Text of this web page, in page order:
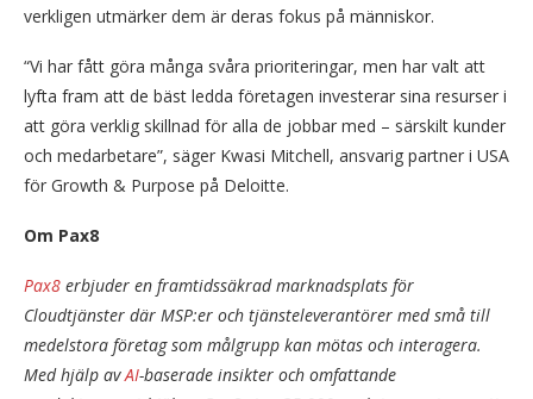
verkligen utmärker dem är deras fokus på människor.
“Vi har fått göra många svåra prioriteringar, men har valt att
lyfta fram att de bäst ledda företagen investerar sina resurser i
att göra verklig skillnad för alla de jobbar med – särskilt kunder
och medarbetare”, säger Kwasi Mitchell, ansvarig partner i USA
för Growth & Purpose på Deloitte.
Om Pax8
Pax8 erbjuder en framtidssäkrad marknadsplats för
Cloudtjänster där MSP:er och tjänsteleverantörer med små till
medelstora företag som målgrupp kan mötas och interagera.
Med hjälp avAI-baserade insikter och omfattande